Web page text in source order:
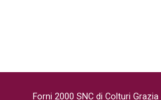
Forni 2000 SNC di Colturi